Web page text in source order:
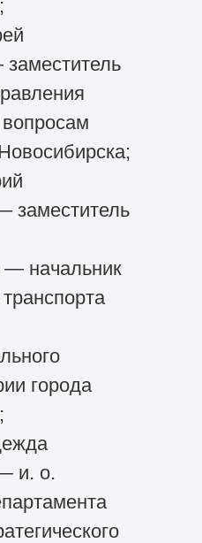
заместитель
— начальник
города
и. о.